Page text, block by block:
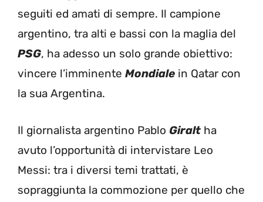
seguiti ed amati di sempre. Il campione
argentino, tra alti e bassi con la maglia del
PSG, ha adesso un solo grande obiettivo:
vincere l’imminente Mondiale in Qatar con
la sua Argentina.
Il giornalista argentino Pablo Giralt ha
avuto l’opportunità di intervistare Leo
Messi: tra i diversi temi trattati, è
sopraggiunta la commozione per quello che